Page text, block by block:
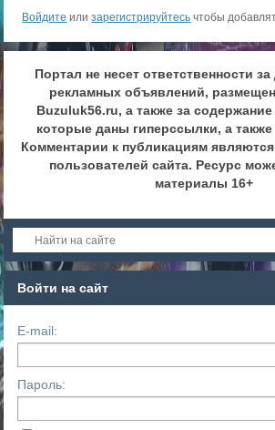
Войдите илизарегистрируйтесь чтобы
Портал не несет ответственности
рекламных объявлений,
Buzuluk56.ru, а также за
которые даны гиперссылки, а
Комментарии к публикациям
пользователей сайта. Ресурс
материалы 16+
Войти на сайт
E-mail:
Пароль: